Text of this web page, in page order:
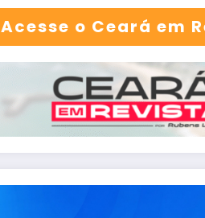
Acesse o Ceará em